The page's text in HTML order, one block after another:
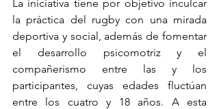
La iniciativa tiene por objetivo inculcar
la práctica del rugby con una mirada
deportiva y social, además de fomentar
el desarrollo psicomotriz y el
compañerismo entre las y los
participantes, cuyas edades fluctúan
entre los cuatro y 18 años. A esta